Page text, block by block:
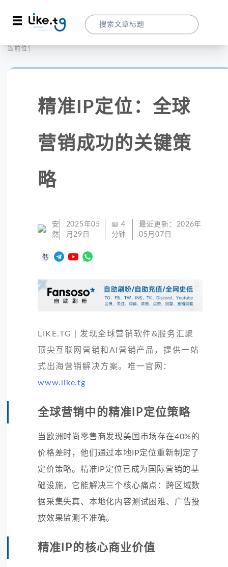
当前位置：
精准IP定位：全球
营销成功的关键策
略
安
然
2025年05
月29日
📖 4
分钟
最近更新： 2026年
05月07日
LIKE.TG | 发现全球营销软件&服务汇聚
顶尖互联网营销和AI营销产品，提供一站
式出海营销解决方案。唯一官网：
www.like.tg
全球营销中的精准IP定位策略
当欧洲时尚零售商发现美国市场存在40%的
价格差时，他们通过本地IP定位重新制定了
定价策略。精准IP定位已成为国际营销的基
础设施，它能解决三个核心痛点：跨区域数
据采集失真、本地化内容测试困难、广告投
放效果监测不准确。
精准IP的核心商业价值